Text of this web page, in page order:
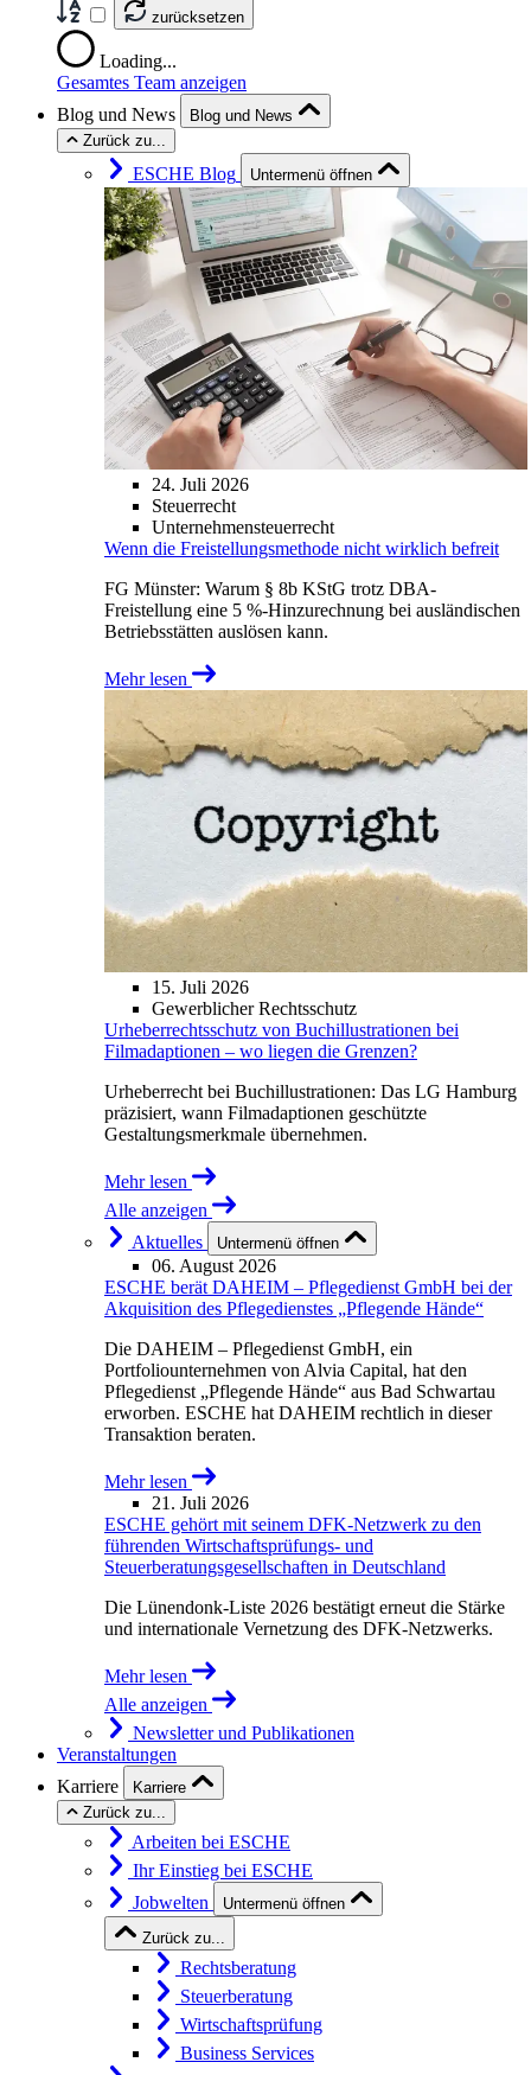
zurücksetzen
Loading...
Gesamtes Team anzeigen
Blog und News
Blog und News
Zurück zu...
ESCHE Blog Untermenü öffnen
24. Juli 2026
Steuerrecht
Unternehmensteuerrecht
Wenn die Freistellungsmethode nicht wirklich befreit
FG Münster: Warum § 8b KStG trotz DBA-
Freistellung eine 5 %-Hinzurechnung bei ausländischen
Betriebsstätten auslösen kann.
Mehr lesen
15. Juli 2026
Gewerblicher Rechtsschutz
Urheberrechtsschutz von Buchillustrationen bei
Filmadaptionen – wo liegen die Grenzen?
Urheberrecht bei Buchillustrationen: Das LG Hamburg
präzisiert, wann Filmadaptionen geschützte
Gestaltungsmerkmale übernehmen.
Mehr lesen
Alle anzeigen
Aktuelles
Untermenü öffnen
06. August 2026
ESCHE berät DAHEIM – Pflegedienst GmbH bei der
Akquisition des Pflegedienstes „Pflegende Hände“
Die DAHEIM – Pflegedienst GmbH, ein
Portfoliounternehmen von Alvia Capital, hat den
Pflegedienst „Pflegende Hände“ aus Bad Schwartau
erworben. ESCHE hat DAHEIM rechtlich in dieser
Transaktion beraten.
Mehr lesen
21. Juli 2026
ESCHE gehört mit seinem DFK-Netzwerk zu den
führenden Wirtschaftsprüfungs- und
Steuerberatungsgesellschaften in Deutschland
Die Lünendonk-Liste 2026 bestätigt erneut die Stärke
und internationale Vernetzung des DFK-Netzwerks.
Mehr lesen
Alle anzeigen
Newsletter und Publikationen
Veranstaltungen
Karriere
Karriere
Zurück zu...
Arbeiten bei ESCHE
Ihr Einstieg bei ESCHE
Jobwelten
Untermenü öffnen
Zurück zu...
Rechtsberatung
Steuerberatung
Wirtschaftsprüfung
Business Services